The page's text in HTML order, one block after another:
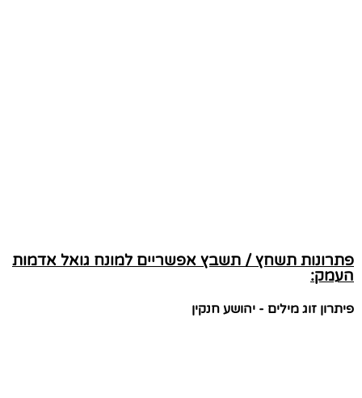
פתרונות תשחץ / תשבץ אפשריים למונח גואל אדמות
העמק:
פיתרון זוג מילים - יהושע חנקין